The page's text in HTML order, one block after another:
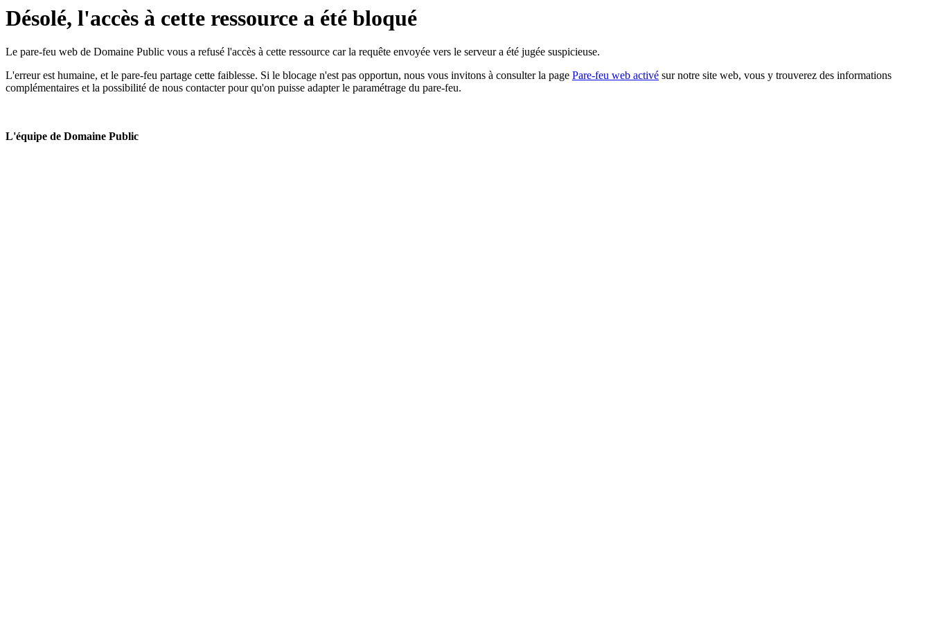
Désolé, l'accès à cette ressource a été bloqué
Le pare-feu web de Domaine Public vous a refusé l'accès à cette ressource car la requête envoyée vers le serveur a été jugée suspicieuse.
L'erreur est humaine, et le pare-feu partage cette faiblesse. Si le blocage n'est pas opportun, nous vous invitons à consulter la page Pare-feu web activé sur notre site web, vous y trouverez des informations
complémentaires et la possibilité de nous contacter pour qu'on puisse adapter le paramétrage du pare-feu.
L'équipe de Domaine Public